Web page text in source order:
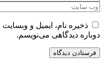
ذخیره نام، ایمیل و
دوباره دیدگاهی می‌نویسم.